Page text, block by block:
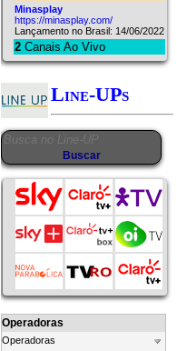
Minasplay
https://minasplay.com/
Lançamento no Brasil: 14/06/2022
2Canais Ao Vivo
Line-UPs
Operadoras
Operadoras